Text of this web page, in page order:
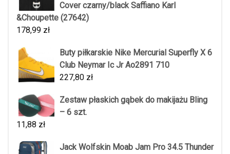
Cover czarny/black Saffiano Karl
&Choupette (27642)
178,99 zł
Buty piłkarskie Nike Mercurial Superfly X 6
Club Neymar Ic Jr Ao2891 710
227,80 zł
Zestaw płaskich gąbek do makijażu Bling
– 6 szt.
11,88 zł
Jack Wolfskin Moab Jam Pro 34.5 Thunder